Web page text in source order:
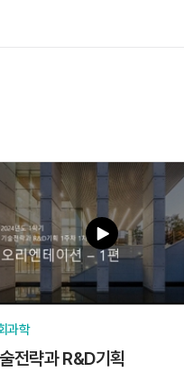
과학
전략과 R&D기획